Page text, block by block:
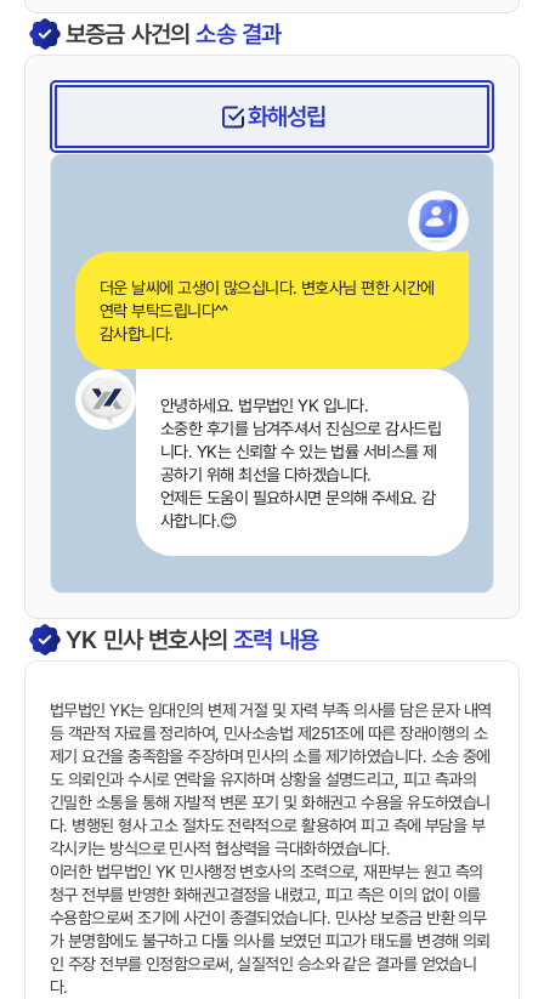
보증금사건의 소송 결과
화해성립
더운 날씨에 고생이 많으십니다. 변호사님 편한 시간에
연락 부탁드립니다^^
감사합니다.
안녕하세요. 법무법인 YK 입니다.
소중한 후기를 남겨주셔서 진심으로 감사드립
니다. YK는 신뢰할 수 있는 법률 서비스를 제
공하기 위해 최선을 다하겠습니다.
언제든 도움이 필요하시면 문의해 주세요. 감
사합니다.😊
YK 민사변호사의조력 내용
법무법인 YK는 임대인의 변제 거절 및 자력 부족 의사를 담은 문자 내역
등 객관적 자료를 정리하여, 민사소송법 제251조에 따른 장래이행의 소
제기 요건을 충족함을 주장하며 민사의 소를 제기하였습니다. 소송 중에
도 의뢰인과 수시로 연락을 유지하며 상황을 설명드리고, 피고 측과의
긴밀한 소통을 통해 자발적 변론 포기 및 화해권고 수용을 유도하였습니
다. 병행된 형사 고소 절차도 전략적으로 활용하여 피고 측에 부담을 부
각시키는 방식으로 민사적 협상력을 극대화하였습니다.
이러한 법무법인 YK 민사행정 변호사의 조력으로, 재판부는 원고 측의
청구 전부를 반영한 화해권고결정을 내렸고, 피고 측은 이의 없이 이를
수용함으로써 조기에 사건이 종결되었습니다. 민사상 보증금 반환 의무
가 분명함에도 불구하고 다툴 의사를 보였던 피고가 태도를 변경해 의뢰
인 주장 전부를 인정함으로써, 실질적인 승소와 같은 결과를 얻었습니
다.